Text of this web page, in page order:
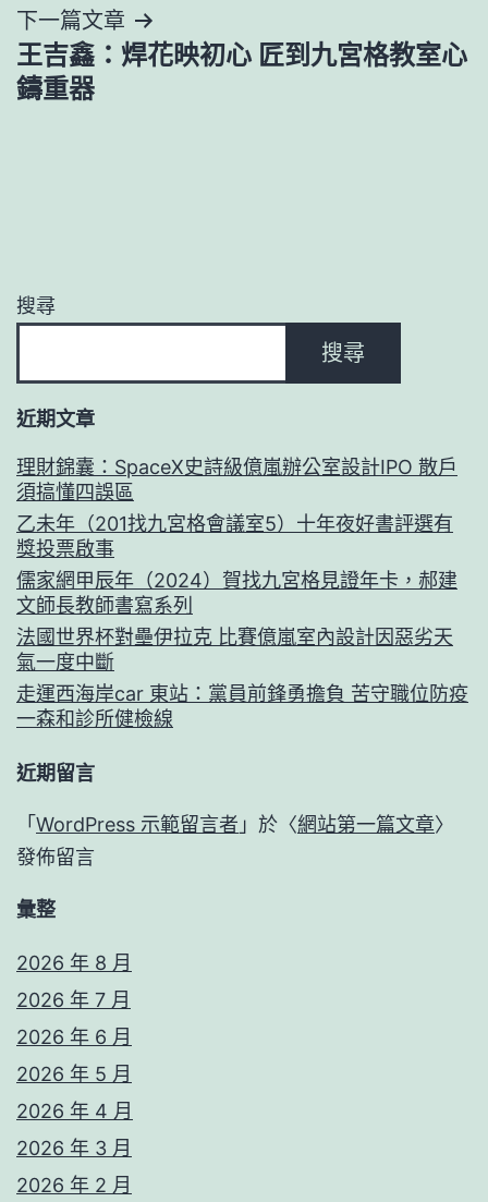
覽
下一篇文章
王吉鑫：焊花映初心 匠到九宮格教室心
鑄重器
搜尋
搜尋
近期文章
理財錦囊：SpaceX史詩級億嵐辦公室設計IPO 散戶
須搞懂四誤區
乙未年（201找九宮格會議室5）十年夜好書評選有
獎投票啟事
儒家網甲辰年（2024）賀找九宮格見證年卡，郝建
文師長教師書寫系列
法國世界杯對壘伊拉克 比賽億嵐室內設計因惡劣天
氣一度中斷
走運西海岸car 東站：黨員前鋒勇擔負 苦守職位防疫
一森和診所健檢線
近期留言
「 WordPress 示範留言者 」於〈網站第一篇文章〉
發佈留言
彙整
2026 年 8 月
2026 年 7 月
2026 年 6 月
2026 年 5 月
2026 年 4 月
2026 年 3 月
2026 年 2 月